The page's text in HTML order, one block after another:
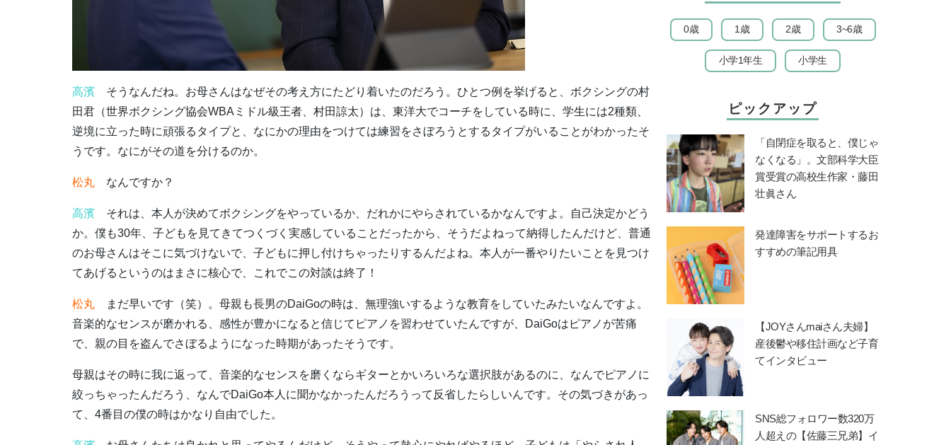
高濱 そうなんだね。お母さんはなぜその考え方にたどり着いたのだろう。ひとつ例を挙げると、ボクシングの村
田君（世界ボクシング協会WBAミドル級王者、村田諒太）は、東洋大でコーチをしている時に、学生には2種類、
逆境に立った時に頑張るタイプと、なにかの理由をつけては練習をさぼろうとするタイプがいることがわかったそ
うです。なにがその道を分けるのか。
松丸 なんですか？
高濱 それは、本人が決めてボクシングをやっているか、だれかにやらされているかなんですよ。自己決定かどう
か。僕も30年、子どもを見てきてつくづく実感していることだったから、そうだよねって納得したんだけど、普通
のお母さんはそこに気づけないで、子どもに押し付けちゃったりするんだよね。本人が一番やりたいことを見つけ
てあげるというのはまさに核心で、これでこの対談は終了！
松丸 まだ早いです（笑）。母親も長男のDaiGoの時は、無理強いするような教育をしていたみたいなんですよ。
音楽的なセンスが磨かれる、感性が豊かになると信じてピアノを習わせていたんですが、DaiGoはピアノが苦痛
で、親の目を盗んでさぼるようになった時期があったそうです。
母親はその時に我に返って、音楽的なセンスを磨くならギターとかいろいろな選択肢があるのに、なんでピアノに
絞っちゃったんだろう、なんでDaiGo本人に聞かなかったんだろうって反省したらしいんです。その気づきがあっ
て、4番目の僕の時はかなり自由でした。
0歳 1歳 2歳 3~6歳
小学1年生 小学生
ピックアップ
「自閉症を取ると、僕じゃ
なくなる」。文部科学大臣
賞受賞の高校生作家・藤田
壮眞さん
発達障害をサポートするお
すすめの筆記用具
【JOYさんmaiさん夫婦】
産後鬱や移住計画など子育
てインタビュー
SNS総フォロワー数320万
人超えの【佐藤三兄弟】イ